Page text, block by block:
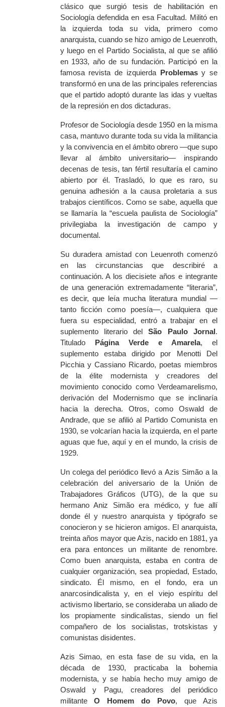
clásico que surgió tesis de habilitación en
Sociología defendida en esa Facultad. Militó en
la izquierda toda su vida, primero como
anarquista, cuando se hizo amigo de Leuenroth,
y luego en el Partido Socialista, al que se afilió
en 1933, año de su fundación. Participó en la
famosa revista de izquierda Problemasy se
transformó en una de las principales referencias
que el partido adoptó durante las idas y vueltas
de la represión en dos dictaduras.
Profesor de Sociología desde 1950 en la misma
casa, mantuvo durante toda su vida la militancia
y la convivencia en el ámbito obrero —que supo
llevar al ámbito universitario— inspirando
decenas de tesis, tan fértil resultaría el camino
abierto por él. Trasladó, lo que es raro, su
genuina adhesión a la causa proletaria a sus
trabajos científicos. Como se sabe, aquella que
se llamaría la “escuela paulista de Sociología”
privilegiaba la investigación de campo y
documental.
Su duradera amistad con Leuenroth comenzó
en las circunstancias que describiré a
continuación. A los diecisiete años e integrante
de una generación extremadamente “literaria”,
es decir, que leía mucha literatura mundial —
tanto ficción como poesía—, cualquiera que
fuera su especialidad, entró a trabajar en el
suplemento literario delSão Paulo Jornal.
Titulado Página Verde e Amarela, el
suplemento estaba dirigido por Menotti Del
Picchia y Cassiano Ricardo, poetas miembros
de la élite modernista y creadores del
movimiento conocido como Verdeamarelismo,
derivación del Modernismo que se inclinaría
hacia la derecha. Otros, como Oswald de
Andrade, que se afilió al Partido Comunista en
1930, se volcarían hacia la izquierda, en el parte
aguas que fue, aquí y en el mundo, la crisis de
1929.
Un colega del periódico llevó a Azis Simão a la
celebración del aniversario de la Unión de
Trabajadores Gráficos (UTG), de la que su
hermano Aniz Simão era médico, y fue allí
donde él y nuestro anarquista y tipógrafo se
conocieron y se hicieron amigos. El anarquista,
treinta años mayor que Azis, nacido en 1881, ya
era para entonces un militante de renombre.
Como buen anarquista, estaba en contra de
cualquier organización, sea propiedad, Estado,
sindicato. Él mismo, en el fondo, era un
anarcosindicalista y, en el viejo espíritu del
activismo libertario, se consideraba un aliado de
los propiamente sindicalistas, siendo un fiel
compañero de los socialistas, trotskistas y
comunistas disidentes.
Azis Simao, en esta fase de su vida, en la
década de 1930, practicaba la bohemia
modernista, y se había hecho muy amigo de
Oswald y Pagu, creadores del periódico
militanteO Homem do Povo, que Azis